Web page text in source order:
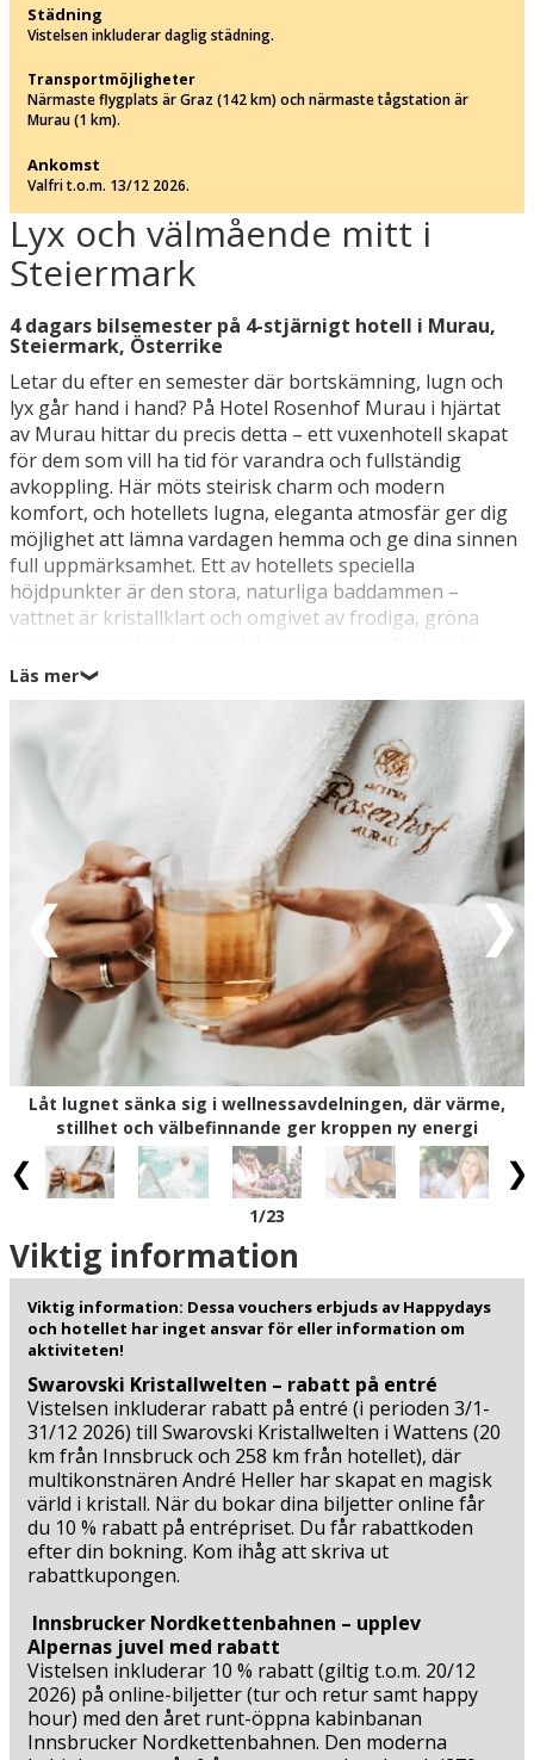
Lyx och välmående mitt i
Steiermark
4 dagars bilsemester på 4-stjärnigt hotell i Murau,
Steiermark, Österrike
Letar du efter en semester där bortskämning, lugn och
lyx går hand i hand? På Hotel Rosenhof Murau i hjärtat
av Murau hittar du precis detta – ett vuxenhotell skapat
för dem som vill ha tid för varandra och fullständig
avkoppling. Här möts steirisk charm och modern
komfort, och hotellets lugna, eleganta atmosfär ger dig
möjlighet att lämna vardagen hemma och ge dina sinnen
full uppmärksamhet. Ett av hotellets speciella
höjdpunkter är den stora, naturliga baddammen –
vattnet är kristallklart och omgivet av frodiga, gröna
vattnet, njuta av solen eller låta kvällen sakta passera i
en fridfull, exklusiv miljö. Från hotellets lyxiga
semesterstugor har du direkt tillgång från terrassen till
dammen, men hotellet erbjuder också klassiska rum, så
du kan välja det boende som passar bäst för din
semester. Samtidigt har du fri tillgång till
wellnessområdet med relaxavdelning, ångbad, infraröd
kabin, bastu och uppvärmd utomhuspool, vilket ger ännu
fler möjligheter till avkoppling och välmående.
Området kring Murau i Steiermark är perfekt för både
aktivitet och lugn. Du kan ge dig ut på vandringar genom
gröna skogar och bergslandskap – till exempel upp till
Frauenalpe (10 km) med hisnande panoramautsikt, eller
utforska de natursköna stigarna runt Kreischberg (21
km). Den idylliska Murauer Rundwanderweg följer floden
Mur (700 m från hotellet) och kombinerar natur, ro och
historiska sevärdheter på ett avslappnat sätt. För
cyklister är området också perfekt: Murradweg följer
floden genom idylliska landskap, medan Kreischberg
Trails (21 km) och Frauenalpe Tour (10 km) bjuder på
uppförsbackar, nedförsbackar och storslagna vyer.
Golfspelare har flera möjligheter att njuta av en runda,
bland annat på Golf Club Murau Kreischberg (6 km), Golf
Club Grebenzen Mariahof (19 km) eller Golfclub Lungau
(45 km) – alla vackert belägna mitt i det natursköna
landskapet.
Förutom den vackra naturen och de många aktiviteterna
erbjuder Murau och omgivningarna en mängd kulturella
och historiska upplevelser. Din historiska stad Murau
med Schloss Murau och det lokala Brauerei Murau (300
m) andas medeltidscharm och autentisk steirisk kultur,
där du kan utforska smala gator och njuta av atmosfären
från en svunnen tid. Motorsportentusiaster kan uppleva
adrenalinet på nära håll vid Red Bull Ring i Spielberg (57
km), där Formel 1, MotoGP och DTM kör – och för dem
som vill testa själva finns möjlighet till körupplevelser på
banan. Naturupplevelserna fortsätter med
Nockalmstrasse (59 km), där panoramarutter erbjuder
storslagna vyer, medan Biosphärenpark Nockberge (84
km) lockar med högalpina vandringar och cykling i orörd
Läs mer❯
Låt lugnet sänka sig i wellnessavdelningen, där värme,
stillhet och välbefinnande ger kroppen ny energi
1/23
Viktig information
Viktig information: Dessa vouchers erbjuds av Happydays
och hotellet har inget ansvar för eller information om
aktiviteten!
Swarovski Kristallwelten – rabatt på entré
Vistelsen inkluderar rabatt på entré (i perioden 3/1-
31/12 2026) till Swarovski Kristallwelten i Wattens (20
km från Innsbruck och 258 km från hotellet), där
multikonstnären André Heller har skapat en magisk
värld i kristall. När du bokar dina biljetter online får
du 10 % rabatt på entrépriset. Du får rabattkoden
efter din bokning. Kom ihåg att skriva ut
rabattkupongen.
Innsbrucker Nordkettenbahnen – upplev
Alpernas juvel med rabatt
Vistelsen inkluderar 10 % rabatt (giltig t.o.m. 20/12
2026) på online-biljetter (tur och retur samt happy
hour) med den året runt-öppna kabinbanan
Innsbrucker Nordkettenbahnen. Den moderna
Städning
Vistelsen inkluderar daglig städning.
Transportmöjligheter
Närmaste flygplats är Graz (142 km) och närmaste tågstation är
Murau (1 km).
Ankomst
Valfri t.o.m. 13/12 2026.